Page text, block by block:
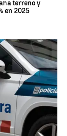
terreno y
en 2025